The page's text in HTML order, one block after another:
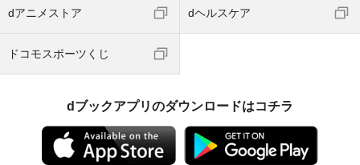
dアニメストア dヘルスケア
ドコモスポーツくじ
dブックアプリのダウンロードはコチラ